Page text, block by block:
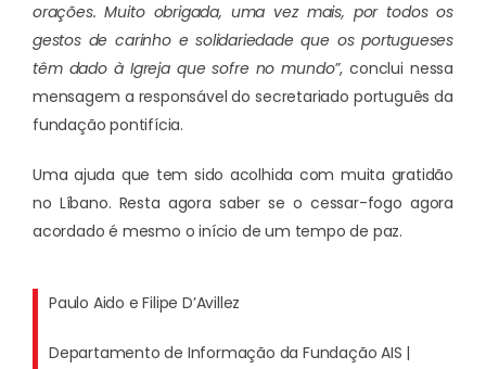
orações. Muito obrigada, uma vez mais, por todos os
gestos de carinho e solidariedade que os portugueses
têm dado à Igreja que sofre no mundo”, conclui nessa
mensagem a responsável do secretariado português da
fundação pontifícia.
Uma ajuda que tem sido acolhida com muita gratidão
no Líbano. Resta agora saber se o cessar-fogo agora
acordado é mesmo o início de um tempo de paz.
Paulo Aido e Filipe D’Avillez
Departamento de Informação da Fundação AIS |